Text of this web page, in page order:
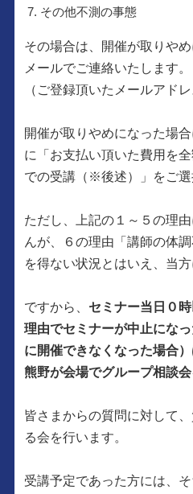
その他不測の事態
その場合は、開催が取りや
メールでご連絡いたします。
（ご登録頂いたメールアド
開催が取りやめになった場
に「お支払い頂いた費用を
での受講（※後述）」をご選
ただし、上記の１～５の理
んが、６の理由「講師の体
を得ない状況とはいえ、当方
ですから、 セミナー当日０
理由でセミナーが中止にな
に開催できなくなった場合
熊野が会場でグループ相談会
皆さまからの質問に対して
る会を行います。
受講予定であった方には、